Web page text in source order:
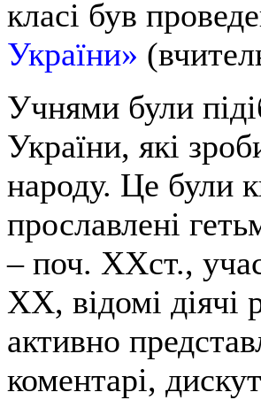
класі був
України»
Учнями були
України, які
народу. Це були
прославлені
– поч. ХХст.,
ХХ, відомі діячі
активно
коментарі,